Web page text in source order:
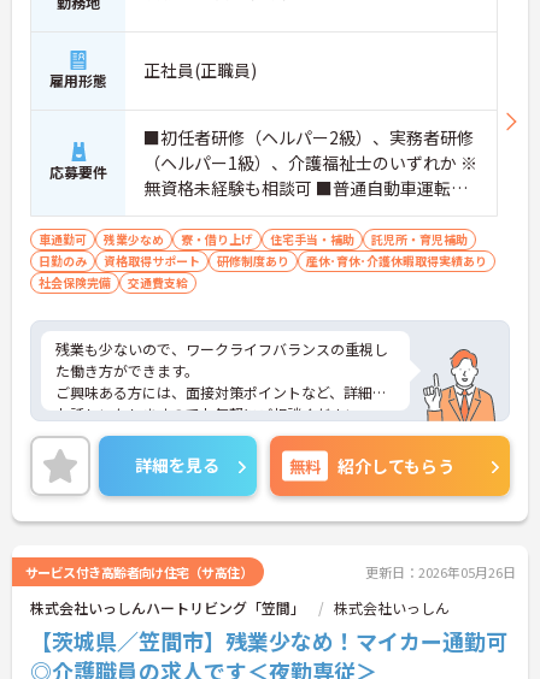
雇用形態 正社員(正職員)
応募要件
■初任者研修（ヘルパー2級）、実務者研修
（ヘルパー1級）、介護福祉士のいずれか ※
無資格未経験も相談可 ■普通自動車運転免
許
車通勤可 残業少なめ 寮・借り上げ 住宅手当・補助
託児所・育児補助
日勤のみ
資格取得サポート 研修制度あり
産休･育休･介護休暇取得実績あり
社会保険完備
交通費支給
残業も少ないので、ワークライフバランスの重視し
た働き方ができます。
ご興味ある方には、面接対策ポイントなど、詳細を
お話しいたしますのでお気軽にご相談ください。
詳細を見る 無料 紹介してもらう
サービス付き高齢者向け住宅（サ高住） 更新日：2026年05月26日
株式会社いっしんハートリビング「笠間」 株式会社いっしん
【茨城県／笠間市】残業少なめ！マイカー通勤可
◎介護職員の求人です＜夜勤専従＞